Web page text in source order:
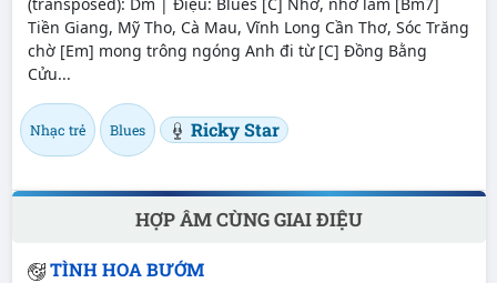
Tiền Giang, Mỹ Tho, Cà Mau, Vĩnh Long Cần Thơ, Sóc Trăng
chờ [Em] mong trông ngóng Anh đi từ [C] Đồng Bằng
Cửu...
Nhạc trẻ Blues Ricky Star
HỢP ÂM CÙNG GIAI ĐIỆU
TÌNH HOA BƯỚM